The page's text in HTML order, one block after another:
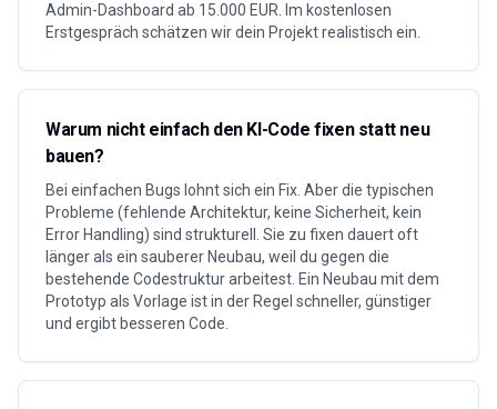
Admin-Dashboard ab 15.000 EUR. Im kostenlosen
Erstgespräch schätzen wir dein Projekt realistisch ein.
Warum nicht einfach den KI-Code fixen statt neu
bauen?
Bei einfachen Bugs lohnt sich ein Fix. Aber die typischen
Probleme (fehlende Architektur, keine Sicherheit, kein
Error Handling) sind strukturell. Sie zu fixen dauert oft
länger als ein sauberer Neubau, weil du gegen die
bestehende Codestruktur arbeitest. Ein Neubau mit dem
Prototyp als Vorlage ist in der Regel schneller, günstiger
und ergibt besseren Code.